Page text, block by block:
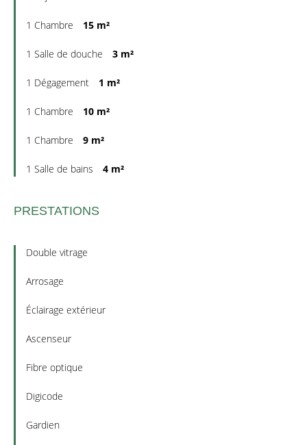
1 Chambre 15 m²
1 Salle de douche 3 m²
1 Dégagement 1 m²
1 Chambre 10 m²
1 Chambre 9 m²
1 Salle de bains 4 m²
PRESTATIONS
Double vitrage
Arrosage
Éclairage extérieur
Ascenseur
Fibre optique
Digicode
Gardien